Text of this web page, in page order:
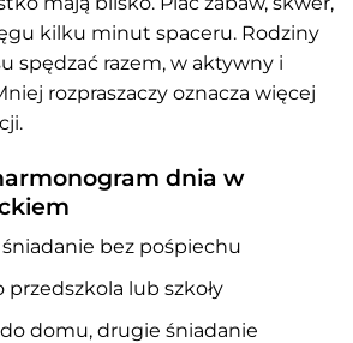
kilku minut spaceru. Rodziny
spędzać razem, w aktywny i
rozpraszaczy oznacza więcej
dnia w
bez pośpiechu
przedszkola lub szkoły
domu, drugie śniadanie